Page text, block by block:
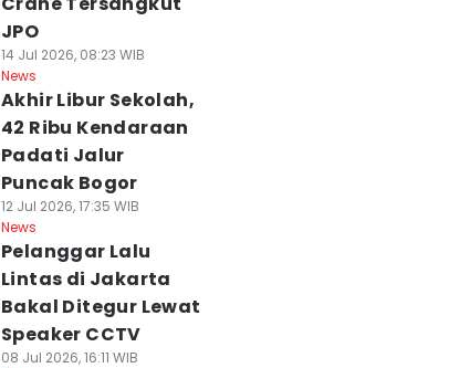
JPO
14 Jul 2026, 08:23 WIB
News
Akhir Libur Sekolah,
42 Ribu Kendaraan
Padati Jalur
Puncak Bogor
12 Jul 2026, 17:35 WIB
News
Pelanggar Lalu
Lintas di Jakarta
Bakal Ditegur Lewat
Speaker CCTV
08 Jul 2026, 16:11 WIB